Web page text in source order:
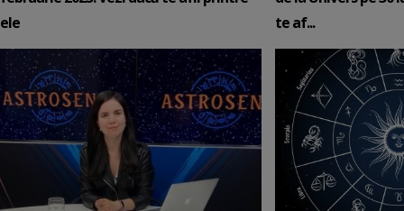
ele
te af...